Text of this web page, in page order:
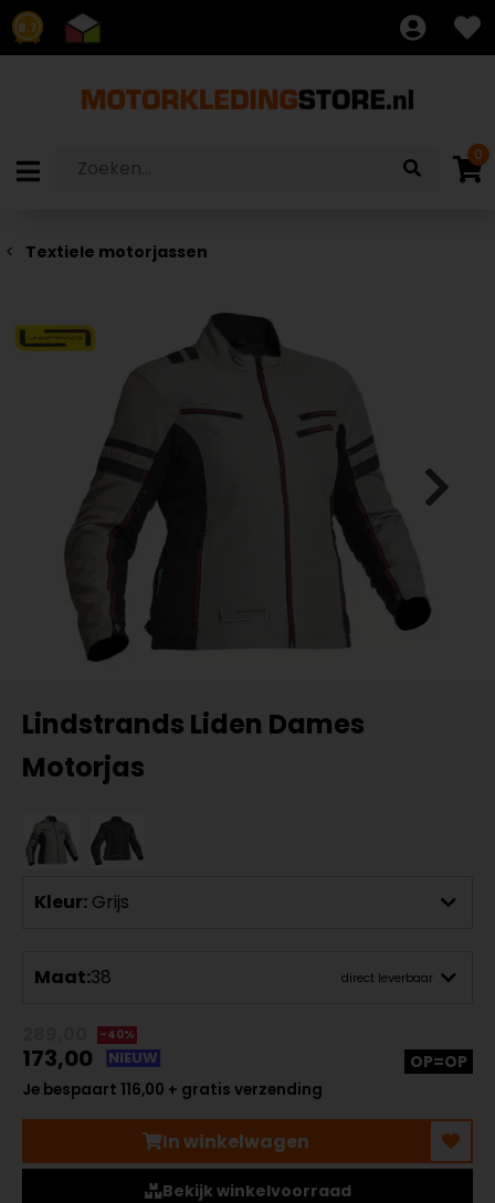
8.7
0
Textiele motorjassen
Lindstrands Liden Dames
Motorjas
Kleur: Grijs
Maat:38 direct leverbaar
-40%
173,00
NIEUW
Je bespaart 116,00 + gratis verzending
OP=OP
In winkelwagen
Bekijk winkelvoorraad